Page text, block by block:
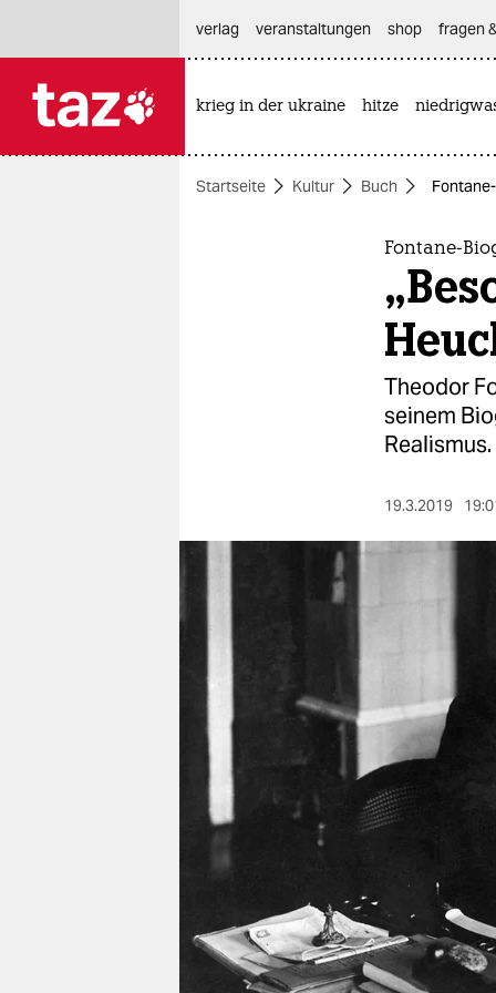
themen
nord
verlag
verlag
veranstaltungen
shop
fragen & hilfe
unterstützen
genossenschaft
verlag
veranstaltungen shop fragen
krieg in der ukraine hitze
Startseite Kultur Buch
Fontane-
Theodor
seinem
Realismus.
19.3.2019